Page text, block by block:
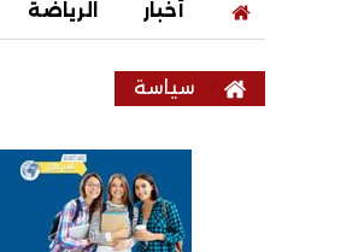
أخبار الرياضة
سياسة